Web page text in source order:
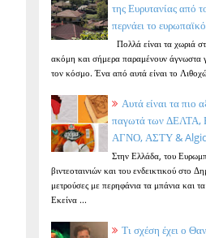
της Ευρυτανίας από
περνάει το
Πολλά είναι τα χωριά
ακόμη και σήμερα παραμένουν άγνωστα
τον κόσμο. Ένα από αυτά είναι το
Αυτά είναι τα πιο
παγωτά των ΔΕΛΤΑ,
ΑΓΝΟ, ΑΣΤΥ &
Στην Ελλάδα, του
βιντεοταινιών και του ενδεικτικού στο
μετρούσες με περηφάνια τα μπάνια και
Εκείνα ...
Τι σχέση έχει ο